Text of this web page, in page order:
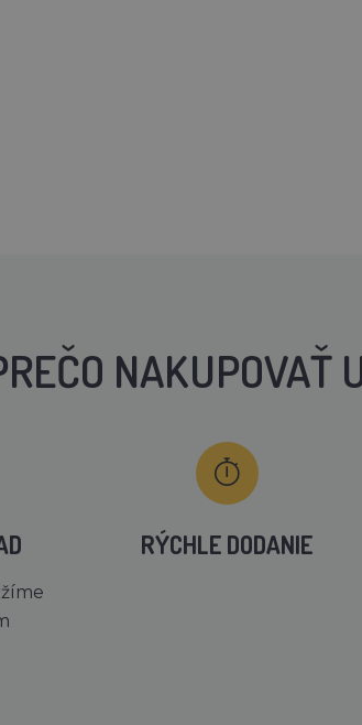
NAKUPOVAŤ
RÝCHLE DODANIE